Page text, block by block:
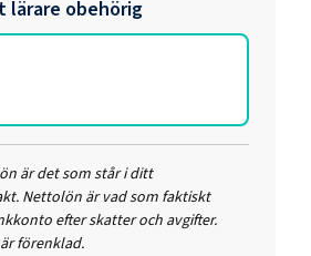
lärare obehörig
är det som står i ditt
Nettolön är vad som faktiskt
efter skatter och avgifter.
förenklad.